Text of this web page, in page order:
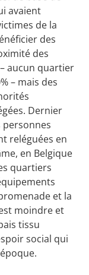
avaient
de la
des
des
aucun quartier
– mais des
Dernier
personnes
reléguées en
en Belgique
quartiers
et la
moindre et
tissu
social qui